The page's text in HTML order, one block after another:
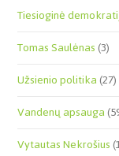
Tiesioginė
Tomas Saulėnas(3)
Užsienio politika(27)
Vandenų apsauga
Vytautas Nekrošius